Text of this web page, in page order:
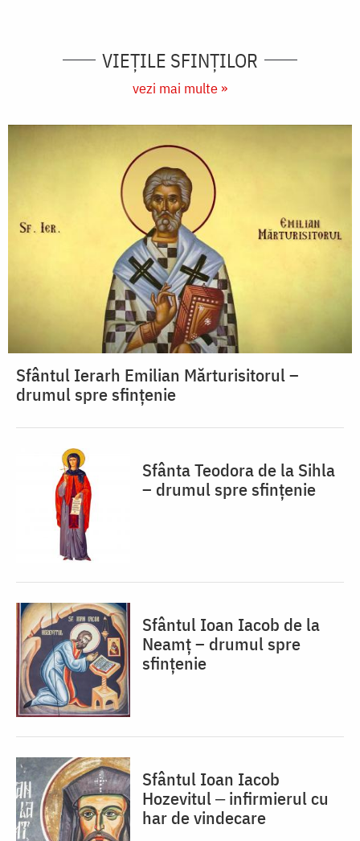
VIEŢILE SFINŢILOR
vezi mai multe »
Sfântul Ierarh Emilian Mărturisitorul –
drumul spre sfințenie
Sfânta Teodora de la Sihla
– drumul spre sfințenie
Sfântul Ioan Iacob de la
Neamț – drumul spre
sfințenie
Sfântul Ioan Iacob
Hozevitul ‒ infirmierul cu
har de vindecare